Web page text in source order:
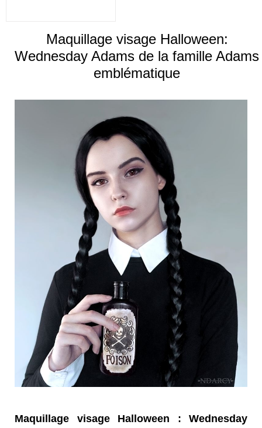
Maquillage visage Halloween:
Wednesday Adams de la famille Adams
emblématique
Maquillage visage Halloween : Wednesday